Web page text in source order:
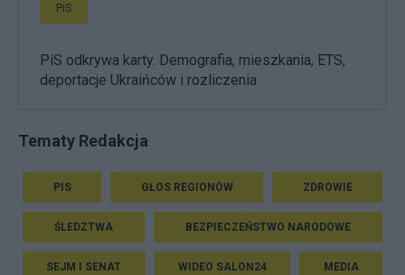
PiS
PiS odkrywa karty. Demografia, mieszkania, ETS,
deportacje Ukraińców i rozliczenia
Tematy Redakcja
PIS GŁOS REGIONÓW ZDROWIE
ŚLEDZTWA BEZPIECZEŃSTWO NARODOWE
SEJM I SENAT WIDEO SALON24 MEDIA